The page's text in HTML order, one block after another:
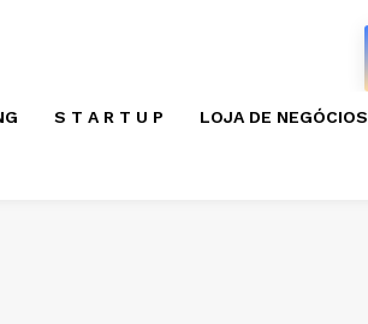
S T A R T U P LOJA DE NEGÓCIOS